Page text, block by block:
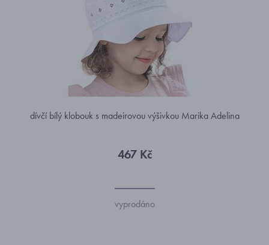
dívčí bílý klobouk s madeirovou výšivkou Marika Adelina
467 Kč
vyprodáno